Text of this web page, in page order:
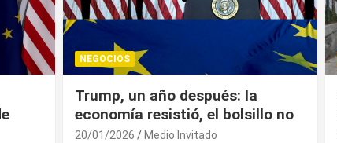
no
NEGOCIOS
¿Universitarios deben presentar
Constancia Fiscal para
reinscribirse? Esto dice experto